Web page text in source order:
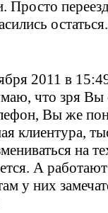
Просто
остаться.
2011 в
что зря Вы
Вы же
клиентура,
на
А
у них